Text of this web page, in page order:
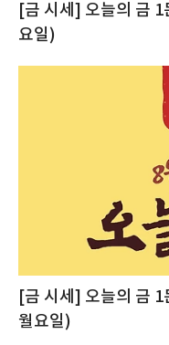
[금 시세] 오늘의 금
요일)
[금 시세] 오늘의 금
월요일)